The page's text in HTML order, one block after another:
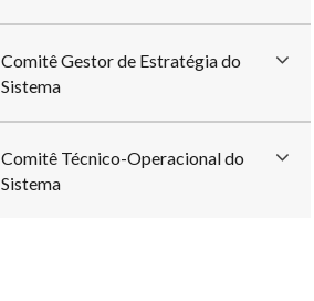
Comitê Gestor de Estratégia do
Sistema
Comitê Técnico-Operacional do
Sistema